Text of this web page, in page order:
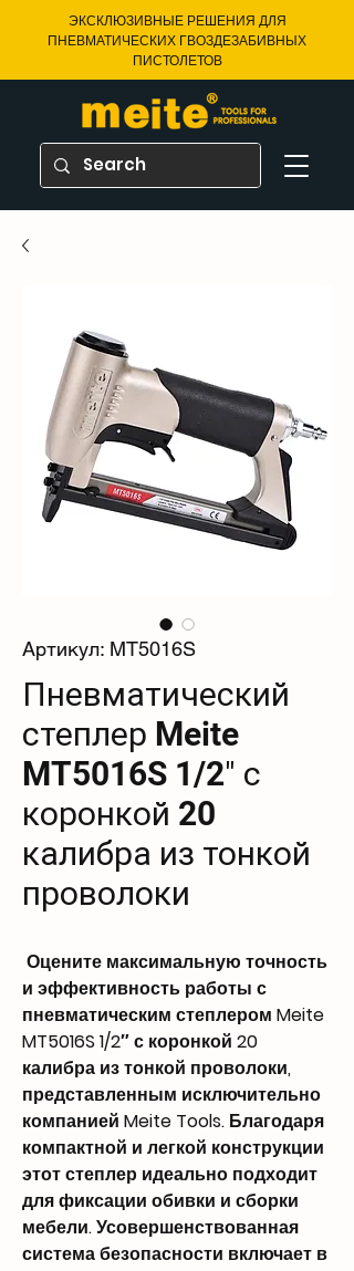
ЭКСКЛЮЗИВНЫЕ РЕШЕНИЯ ДЛЯ
ПНЕВМАТИЧЕСКИХ ГВОЗДЕЗАБИВНЫХ
ПИСТОЛЕТОВ
Артикул: MT5016S
Пневматический
степлер Meite
MT5016S 1/2″ с
коронкой 20
калибра из тонкой
проволоки
Оцените максимальную точность
и эффективность работы с
пневматическим степлером Meite
MT5016S 1/2″ с коронкой 20
калибра из тонкой проволоки,
представленным исключительно
компанией Meite Tools. Благодаря
компактной и легкой конструкции
этот степлер идеально подходит
для фиксации обивки и сборки
мебели. Усовершенствованная
система безопасности включает в